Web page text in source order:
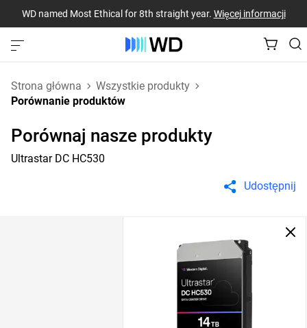
WD named Most Ethical for 8th straight year. Więcej informacji
Strona główna
Wszystkie produkty
Porównanie produktów
Porównaj nasze produkty
Ultrastar DC HC530
Udostępnij